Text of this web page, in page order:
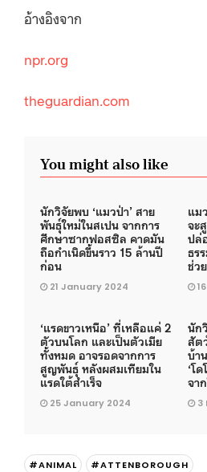
อ้างอิงจาก
npr.org
theguardian.com
You might also like
นักวิจัยพบ ‘แมวป่า’ สาย
พันธุ์ใหม่ในสเปน จากการ
ศึกษาซากฟอสซิล คาดมัน
ถือกำเนิดขึ้นราว 15 ล้านปี
ก่อน
21 January 2024
แม
จะ
ปล่
ธร
ช่ว
‘แรดขาวเหนือ’ ที่เหลือแค่ 2
ตัวบนโลก และเป็นตัวเมีย
ทั้งหมด อาจรอดจากการ
สูญพันธุ์ หลังผสมเทียมใน
แรดใต้สําเร็จ
25 January 2024
นัก
สัต
บ้า
‘โ
จา
3
#ANIMAL
#ATTENBOROUGH